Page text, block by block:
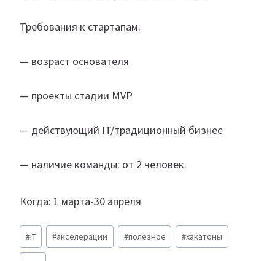
Требования к стартапам:
— возраст основателя
— проекты стадии MVP
— действующий IT/традиционный бизнес
— наличие команды: от 2 человек.
Когда: 1 марта-30 апреля
Метки
записи:
#IT #акселерации #полезное #хакатоны